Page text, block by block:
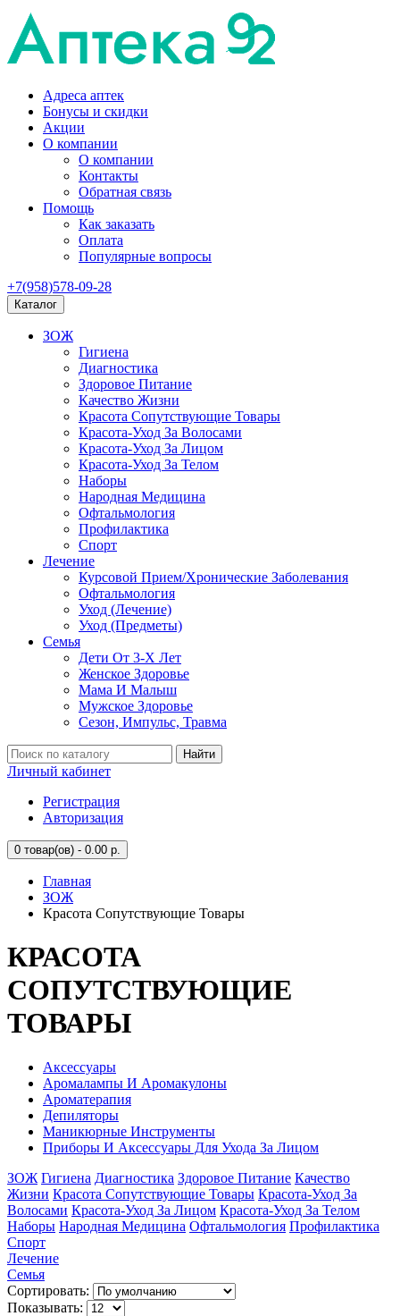
Адреса аптек
Бонусы и скидки
Акции
О компании
О компании
Контакты
Обратная связь
Помощь
Как заказать
Оплата
Популярные вопросы
+7(958)578-09-28
Каталог
ЗОЖ
Гигиена
Диагностика
Здоровое Питание
Качество Жизни
Красота Сопутствующие Товары
Красота-Уход За Волосами
Красота-Уход За Лицом
Красота-Уход За Телом
Наборы
Народная Медицина
Офтальмология
Профилактика
Спорт
Лечение
Курсовой Прием/Хронические Заболевания
Офтальмология
Уход (Лечение)
Уход (Предметы)
Семья
Дети От 3-Х Лет
Женское Здоровье
Мама И Малыш
Мужское Здоровье
Сезон, Импульс, Травма
Найти
Личный кабинет
Регистрация
Авторизация
0 товар(ов) - 0.00 р.
Главная
ЗОЖ
Красота Сопутствующие Товары
КРАСОТА
СОПУТСТВУЮЩИЕ
ТОВАРЫ
Аксессуары
Аромалампы И Аромакулоны
Ароматерапия
Депиляторы
Маникюрные Инструменты
Приборы И Аксессуары Для Ухода За Лицом
ЗОЖ Гигиена Диагностика Здоровое Питание Качество
Жизни Красота Сопутствующие Товары Красота-Уход За
Волосами Красота-Уход За Лицом Красота-Уход За Телом
Наборы Народная Медицина Офтальмология Профилактика
Спорт
Лечение
Семья
Сортировать:
Показывать: